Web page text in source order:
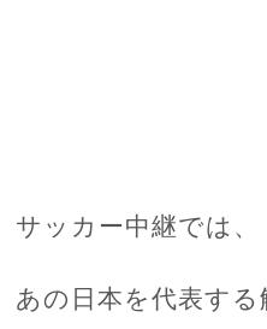
サッカー中継では、
あの日本を代表する